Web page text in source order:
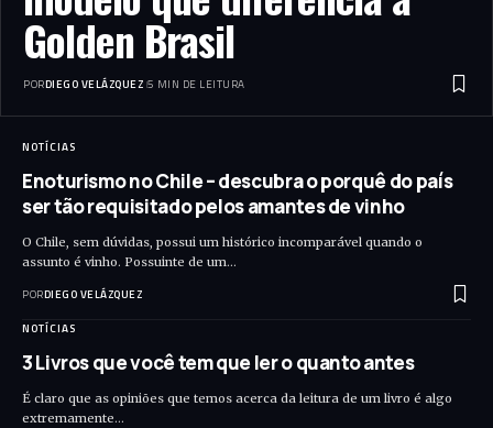
Golden Brasil
PORDIEGO VELÁZQUEZ 5 MIN DE LEITURA
NOTÍCIAS
Enoturismo no Chile – descubra o porquê do país
ser tão requisitado pelos amantes de vinho
O Chile, sem dúvidas, possui um histórico incomparável quando o
assunto é vinho. Possuinte de um…
PORDIEGO VELÁZQUEZ
NOTÍCIAS
3 Livros que você tem que ler o quanto antes
É claro que as opiniões que temos acerca da leitura de um livro é algo
extremamente…